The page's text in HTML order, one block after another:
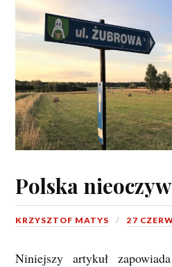
Polska
KRZYSZTOF MATYS 27
Niniejszy artykuł